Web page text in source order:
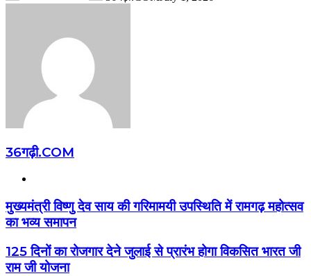
36गढ़ी.COM
मुख्यमंत्री विष्णु देव साय की गरिमामयी उपस्थिति में रामगढ़ महोत्सव
का भव्य समापन
125 दिनों का रोजगार देने जुलाई से प्रारंभ होगा विकसित भारत जी
राम जी योजना